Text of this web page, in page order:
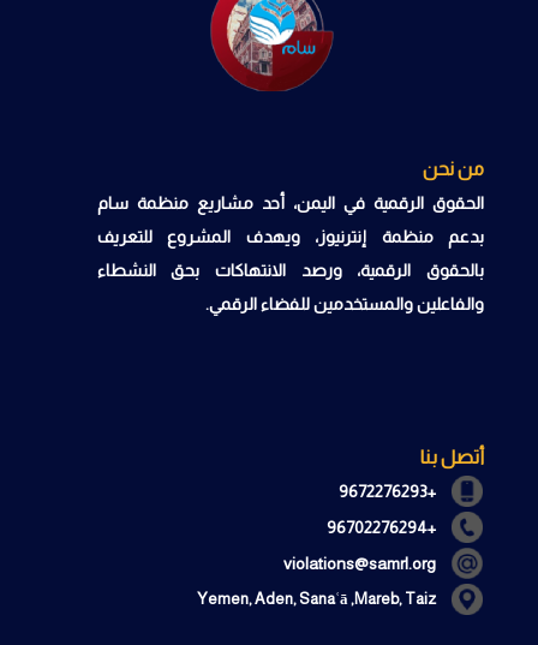
من نحن
الحقوق الرقمية في اليمن، أحد مشاريع منظمة سام
بدعم منظمة إنترنيوز، ويهدف المشروع للتعريف
بالحقوق الرقمية، ورصد الانتهاكات بحق النشطاء
والفاعلين والمستخدمين للفضاء الرقمي.
أتصل بنا
+9672276293
+96702276294
violations@samrl.org
Yemen, Aden, Sanaʿā ,Mareb, Taiz